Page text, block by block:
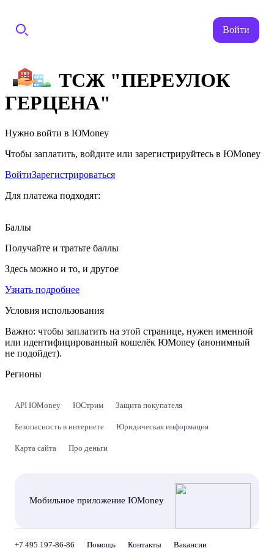
Войти
ТСЖ "ПЕРЕУЛОК
ГЕРЦЕНА"
Нужно войти в ЮMoney
Чтобы заплатить, войдите или зарегистрируйтесь в ЮMoney
ВойтиЗарегистрироваться
Для платежа подходят:
Баллы
Получайте и тратьте баллы
Здесь можно и то, и другое
Узнать подробнее
Условия использования
Важно: чтобы заплатить на этой странице, нужен именной
или идентифицированный кошелёк ЮMoney (анонимный
не подойдет).
Регионы
API ЮMoney ЮСтрим Защита покупателя
Безопасность в интернете Юридическая информация
Карта сайта Про деньги
Мобильное приложение ЮMoney
+7 495 197-86-86 Помощь Контакты Вакансии